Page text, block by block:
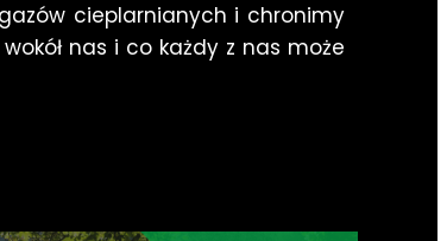
cieplarnianych i chronimy
nas i co każdy z nas może